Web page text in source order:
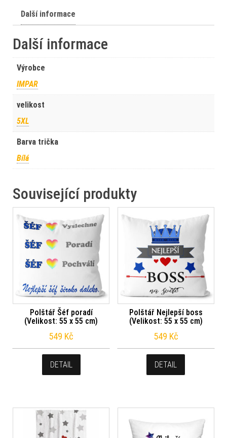
Další informace
Další informace
Výrobce
IMPAR
velikost
5XL
Barva trička
Bílá
Související produkty
Polštář Šéf poradí
(Velikost: 55 x 55 cm)
549 Kč
DETAIL
Polštář Nejlepší boss
(Velikost: 55 x 55 cm)
549 Kč
DETAIL